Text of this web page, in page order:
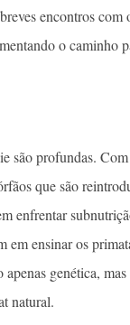
encontros
o caminho
são profundas.
que são
enfrentar
em ensinar os
genética,
natural.